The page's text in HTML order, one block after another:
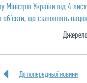
Міністрів України від 4
об’єкти, що становлять
До попередньої новини